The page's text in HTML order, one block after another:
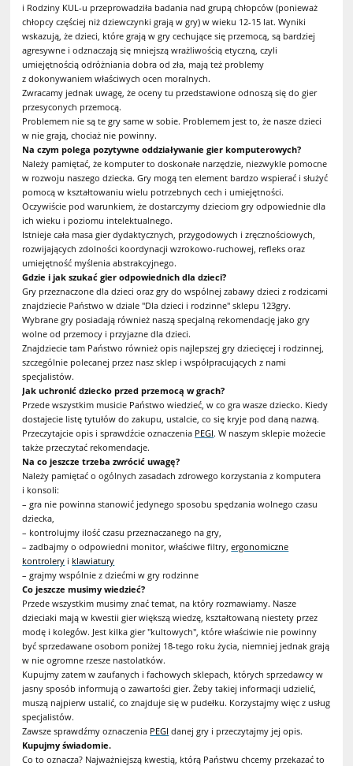
i Rodziny KUL-u przeprowadziła badania nad grupą chłopców (ponieważ
chłopcy częściej niż dziewczynki grają w gry) w wieku 12-15 lat. Wyniki
wskazują, że dzieci, które grają w gry cechujące się przemocą, są bardziej
agresywne i odznaczają się mniejszą wrażliwością etyczną, czyli
umiejętnością odróżniania dobra od zła, mają też problemy
z dokonywaniem właściwych ocen moralnych.
Zwracamy jednak uwagę, że oceny tu przedstawione odnoszą się do gier
przesyconych przemocą.
Problemem nie są te gry same w sobie. Problemem jest to, że nasze dzieci
w nie grają, chociaż nie powinny.
Na czym polega pozytywne oddziaływanie gier komputerowych?
Należy pamiętać, że komputer to doskonałe narzędzie, niezwykle pomocne
w rozwoju naszego dziecka. Gry mogą ten element bardzo wspierać i służyć
pomocą w kształtowaniu wielu potrzebnych cech i umiejętności.
Oczywiście pod warunkiem, że dostarczymy dzieciom gry odpowiednie dla
ich wieku i poziomu intelektualnego.
Istnieje cała masa gier dydaktycznych, przygodowych i zręcznościowych,
rozwijających zdolności koordynacji wzrokowo-ruchowej, refleks oraz
umiejętność myślenia abstrakcyjnego.
Gdzie i jak szukać gier odpowiednich dla dzieci?
Gry przeznaczone dla dzieci oraz gry do wspólnej zabawy dzieci z rodzicami
znajdziecie Państwo w dziale "Dla dzieci i rodzinne" sklepu 123gry.
Wybrane gry posiadają również naszą specjalną rekomendację jako gry
wolne od przemocy i przyjazne dla dzieci.
Znajdziecie tam Państwo również opis najlepszej gry dziecięcej i rodzinnej,
szczególnie polecanej przez nasz sklep i współpracujących z nami
specjalistów.
Jak uchronić dziecko przed przemocą w grach?
Przede wszystkim musicie Państwo wiedzieć, w co gra wasze dziecko. Kiedy
dostajecie listę tytułów do zakupu, ustalcie, co się kryje pod daną nazwą.
Przeczytajcie opis i sprawdźcie oznaczenia PEGI. W naszym sklepie możecie
także przeczytać rekomendacje.
Na co jeszcze trzeba zwrócić uwagę?
Należy pamiętać o ogólnych zasadach zdrowego korzystania z komputera
i konsoli:
– gra nie powinna stanowić jedynego sposobu spędzania wolnego czasu
dziecka,
– kontrolujmy ilość czasu przeznaczanego na gry,
– zadbajmy o odpowiedni monitor, właściwe filtry,ergonomiczne
kontrolery i klawiatury
– grajmy wspólnie z dziećmi w gry rodzinne
Co jeszcze musimy wiedzieć?
Przede wszystkim musimy znać temat, na który rozmawiamy. Nasze
dzieciaki mają w kwestii gier większą wiedzę, kształtowaną niestety przez
modę i kolegów. Jest kilka gier "kultowych", które właściwie nie powinny
być sprzedawane osobom poniżej 18-tego roku życia, niemniej jednak grają
w nie ogromne rzesze nastolatków.
Kupujmy zatem w zaufanych i fachowych sklepach, których sprzedawcy w
jasny sposób informują o zawartości gier. Żeby takiej informacji udzielić,
muszą najpierw ustalić, co znajduje się w pudełku. Korzystajmy więc z usług
specjalistów.
Zawsze sprawdźmy oznaczenia PEGI danej gry i przeczytajmy jej opis.
Kupujmy świadomie.
Co to oznacza? Najważniejszą kwestią, którą Państwu chcemy przekazać to